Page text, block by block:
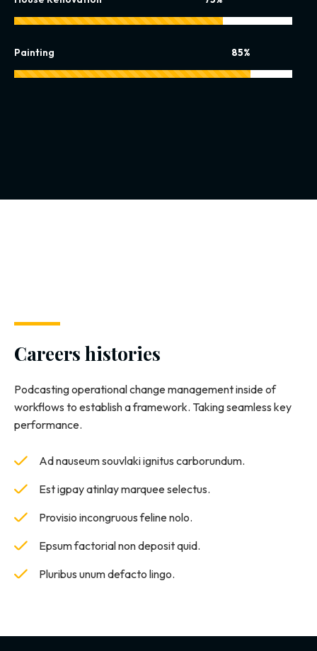
Painting 85%
Careers histories
Podcasting operational change management inside of
workflows to establish a framework. Taking seamless key
performance.
Ad nauseum souvlaki ignitus carborundum.
Est igpay atinlay marquee selectus.
Provisio incongruous feline nolo.
Epsum factorial non deposit quid.
Pluribus unum defacto lingo.